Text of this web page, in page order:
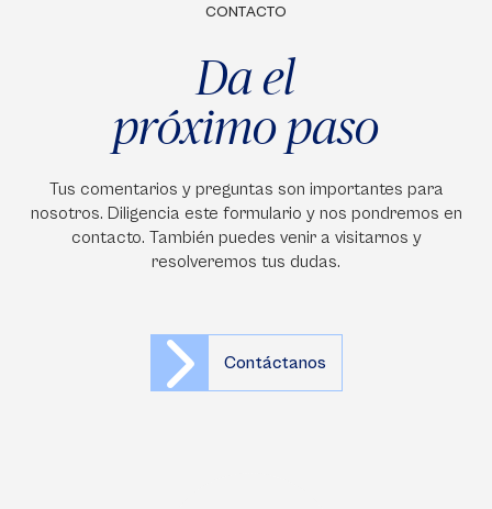
CONTACTO
Da el
próximo paso
Tus comentarios y preguntas son importantes para
nosotros. Diligencia este formulario y nos pondremos en
contacto. También puedes venir a visitarnos y
resolveremos tus dudas.
Contáctanos